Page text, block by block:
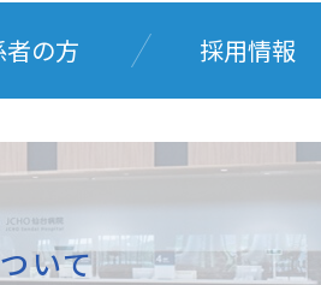
の方 採用情報
いて